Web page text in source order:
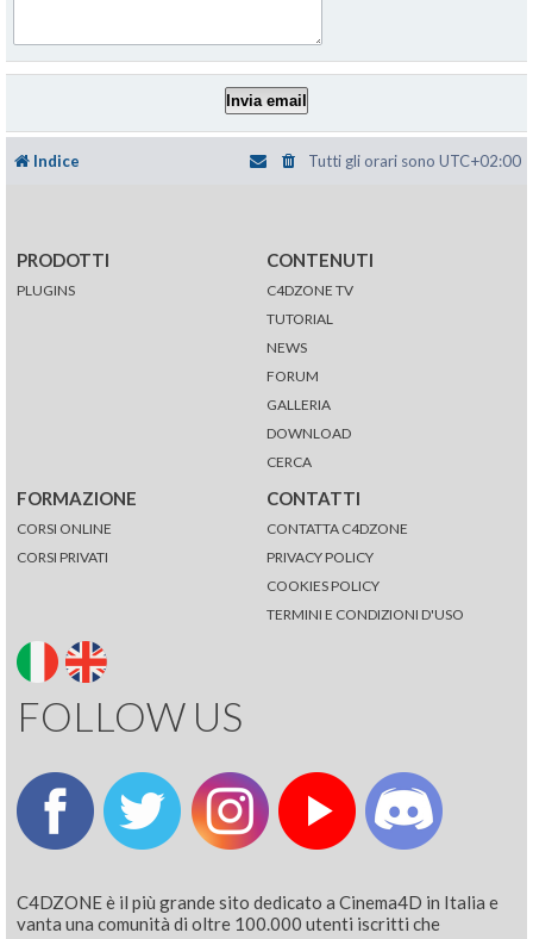
Indice Tutti gli orari sono UTC+02:00
PRODOTTI
PLUGINS
CONTENUTI
C4DZONE TV
TUTORIAL
NEWS
FORUM
GALLERIA
DOWNLOAD
CERCA
FORMAZIONE
CORSI ONLINE
CORSI PRIVATI
CONTATTI
CONTATTA C4DZONE
PRIVACY POLICY
COOKIES POLICY
TERMINI E CONDIZIONI D'USO
FOLLOW US
C4DZONE è il più grande sito dedicato a Cinema4D in Italia e
vanta una comunità di oltre 100.000 utenti iscritti che